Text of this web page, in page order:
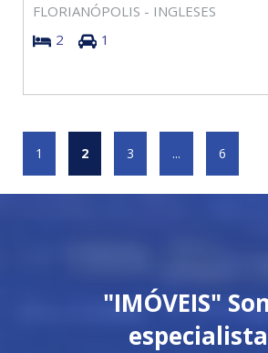
FLORIANÓPOLIS - INGLESES
2
1
1 2 3 ... 6
"IMÓVEIS"